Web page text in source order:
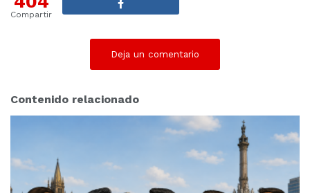
Compartir
Deja un comentario
Contenido relacionado